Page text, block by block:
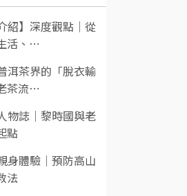
紹】深度觀點｜從
活、⋯
洱茶界的「脫衣輸
茶流⋯
物誌｜黎時國與老
點
身體驗｜預防高山
法